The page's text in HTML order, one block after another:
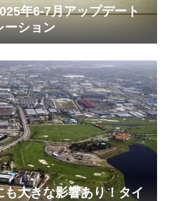
年6-7月アップデート
ーション
大きな影響あり！タイ